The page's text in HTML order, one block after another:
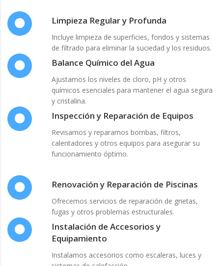
Limpieza Regular y Profunda
Incluye limpieza de superficies, fondos y sistemas
de filtrado para eliminar la suciedad y los residuos.
Balance Químico del Agua
Ajustamos los niveles de cloro, pH y otros
químicos esenciales para mantener el agua segura
y cristalina.
Inspección y Reparación de Equipos
Revisamos y reparamos bombas, filtros,
calentadores y otros equipos para asegurar su
funcionamiento óptimo.
Renovación y Reparación de Piscinas
Ofrecemos servicios de reparación de grietas,
fugas y otros problemas estructurales.
Instalación de Accesorios y
Equipamiento
Instalamos accesorios como escaleras, luces y